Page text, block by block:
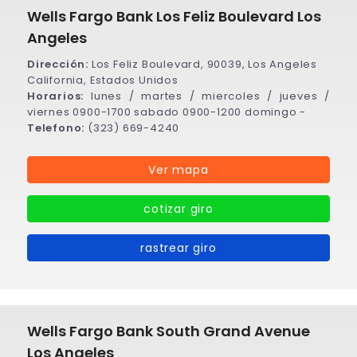
Wells Fargo Bank Los Feliz Boulevard Los
Angeles
Dirección: Los Feliz Boulevard, 90039, Los Angeles
California, Estados Unidos
Horarios: lunes / martes / miercoles / jueves /
viernes 0900-1700 sabado 0900-1200 domingo -
Telefono: (323) 669-4240
Ver mapa
cotizar giro
rastrear giro
Wells Fargo Bank South Grand Avenue
Los Angeles